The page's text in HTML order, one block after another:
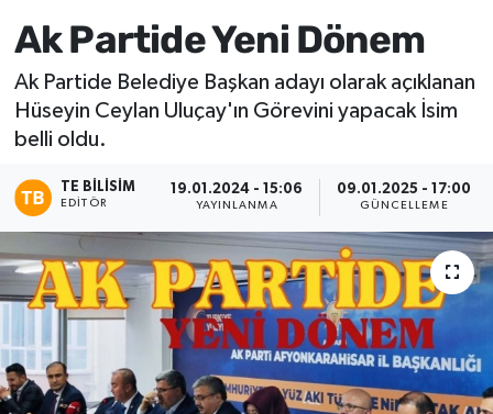
Ak Partide Yeni Dönem
Ak Partide Belediye Başkan adayı olarak açıklanan
Hüseyin Ceylan Uluçay'ın Görevini yapacak İsim
belli oldu.
TE BILISIM
EDITÖR
19.01.2024 - 15:06
YAYINLANMA
09.01.2025 - 17:00
GÜNCELLEME
Sağlık
Eğitim
Magazin